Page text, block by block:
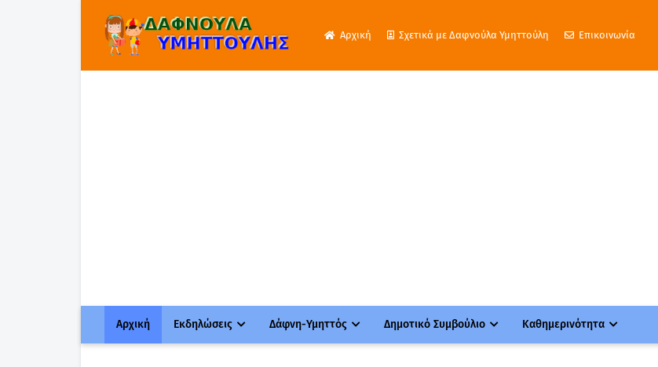
Αρχική Σχετικά με Δαφνούλα Υμηττούλη Επικοινωνία
Αρχική Εκδηλώσεις Δάφνη-Υμηττός Δημοτικό Συμβούλιο Καθημερινότητα